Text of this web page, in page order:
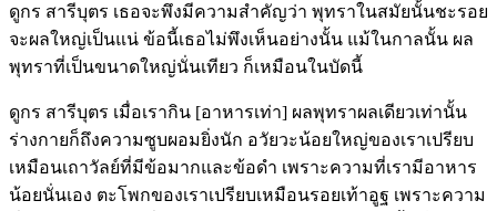
ดูกร สารีบุตร เธอจะพึงมีความสำคัญว่า พุทราในสมัยนั้นชะรอย
จะผลใหญ่เป็นแน่ ข้อนี้เธอไม่พึงเห็นอย่างนั้น แม้ในกาลนั้น ผล
พุทราที่เป็นขนาดใหญ่นั่นเทียว ก็เหมือนในบัดนี้
ดูกร สารีบุตร เมื่อเรากิน [อาหารเท่า] ผลพุทราผลเดียวเท่านั้น
ร่างกายก็ถึงความซูบผอมยิ่งนัก อวัยวะน้อยใหญ่ของเราเปรียบ
เหมือนเถาวัลย์ที่มีข้อมากและข้อดำ เพราะความที่เรามีอาหาร
น้อยนั่นเอง ตะโพกของเราเปรียบเหมือนรอยเท้าอูฐ เพราะความ